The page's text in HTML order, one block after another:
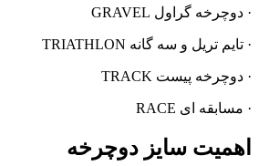
· دوچرخه گراول GRAVEL
· تایم تریل و سه گانه TRIATHLON
· دوچرخه پیست TRACK
· مسابقه ای RACE
اهمیت سایز دوچرخه